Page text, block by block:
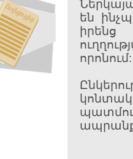
են
իրենց